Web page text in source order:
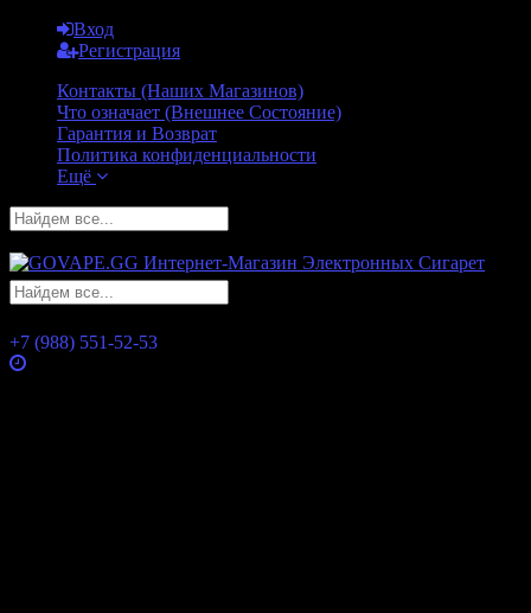
Вход
Регистрация
Контакты (Наших Магазинов)
Что означает (Внешнее Состояние)
Гарантия и Возврат
Политика конфиденциальности
Ещё
+7 (988) 551-52-53